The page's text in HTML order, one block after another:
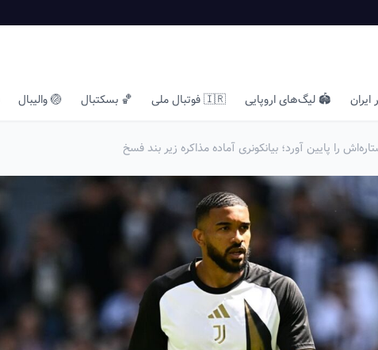
🏟️ لیگ‌های اروپایی 🇮🇷 فوتبال ملی 🏀 بسکتبال 🏐 والیبال
را پایین آورد؛ بیانکونری آماده مذاکره زیر بند فسخ